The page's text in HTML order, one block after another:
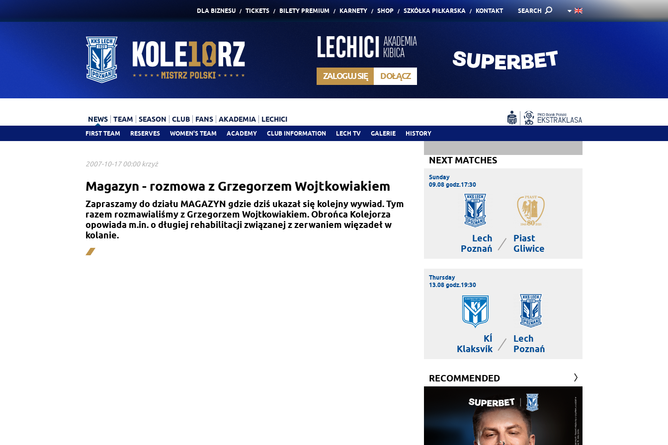
DLA BIZNESU TICKETS BILETY PREMIUM KARNETY SHOP SZKÓŁKA PIŁKARSKA KONTAKT SEARCH
ZALOGUJ SIĘ DOŁĄCZ
NEWS
FIRST TEAM RESERVES WOMEN'S TEAM ACADEMY CLUB INFORMATION LECH TV GALERIE HISTORY
TEAM SEASON CLUB FANS AKADEMIA LECHICI
2007-10-17 00:00 krzyż
Magazyn - rozmowa z Grzegorzem Wojtkowiakiem
Zapraszamy do działu MAGAZYN gdzie dziś ukazał się kolejny wywiad. Tym
razem rozmawialiśmy z Grzegorzem Wojtkowiakiem. Obrońca Kolejorza
opowiada m.in. o długiej rehabilitacji związanej z zerwaniem więzadeł w
kolanie.
NEXT MATCHES
Sunday
09.08 godz.17:30
Lech
Poznań
|
Piast
Gliwice
Thursday
13.08 godz.19:30
KÍ
Klaksvík
|
Lech
Poznań
RECOMMENDED